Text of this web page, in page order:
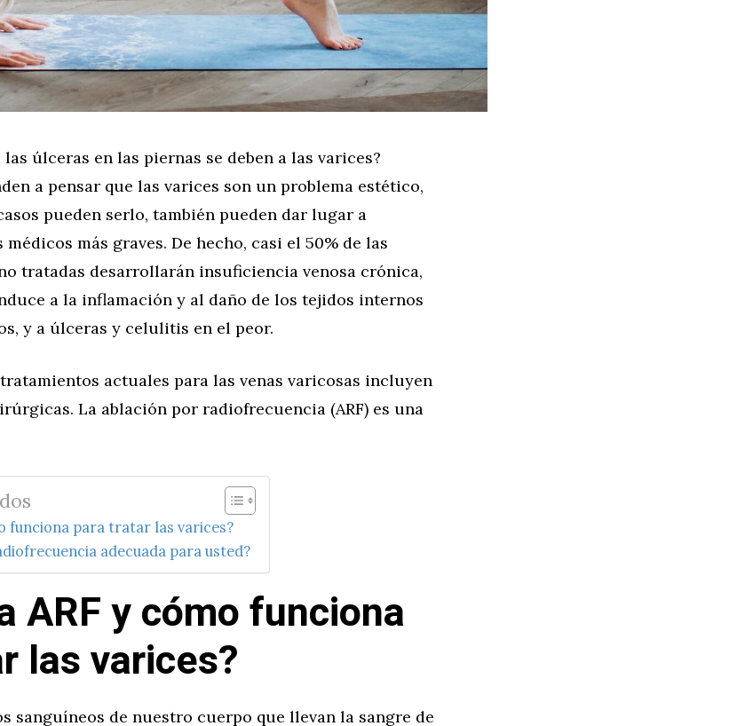
las úlceras en las piernas se deben a las varices?
a pensar que las varices son un problema estético,
pueden serlo, también pueden dar lugar a
más graves. De hecho, casi el 50% de las
tratadas desarrollarán insuficiencia venosa crónica,
a la inflamación y al daño de los tejidos internos
y a úlceras y celulitis en el peor.
actuales para las venas varicosas incluyen
La ablación por radiofrecuencia (ARF) es una
funciona para tratar las varices?
adecuada para usted?
ARF y cómo funciona
las varices?
sanguíneos de nuestro cuerpo que llevan la sangre de